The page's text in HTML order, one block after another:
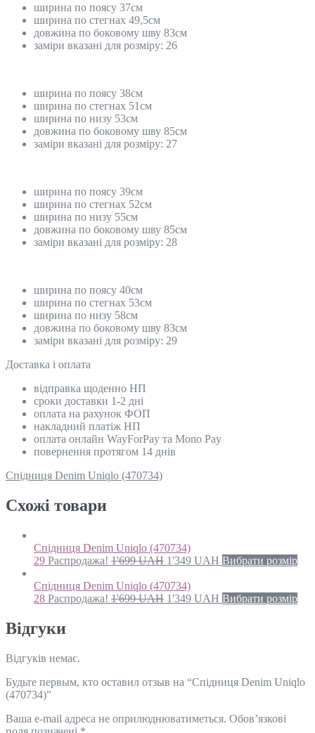
ширина по поясу 37см
ширина по стегнах 49,5см
довжина по боковому шву 83см
заміри вказані для розміру: 26
ширина по поясу 38см
ширина по стегнах 51см
ширина по низу 53см
довжина по боковому шву 85см
заміри вказані для розміру: 27
ширина по поясу 39см
ширина по стегнах 52см
ширина по низу 55см
довжина по боковому шву 85см
заміри вказані для розміру: 28
ширина по поясу 40см
ширина по стегнах 53см
ширина по низу 58см
довжина по боковому шву 83см
заміри вказані для розміру: 29
Доставка і оплата
відправка щоденно НП
сроки доставки 1-2 дні
оплата на рахунок ФОП
накладний платіж НП
оплата онлайн WayForPay та Mono Pay
повернення протягом 14 днів
Спідниця Denim Uniqlo (470734)
Схожi товари
Спідниця Denim Uniqlo (470734)
29 Распродажа! 1'699UAH 1'349 UAH Вибрати розмір
Спідниця Denim Uniqlo (470734)
28 Распродажа! 1'699UAH 1'349 UAH Вибрати розмір
Відгуки
Відгуків немає.
Будьте первым, кто оставил отзыв на “Спідниця Denim Uniqlo
(470734)”
Ваша e-mail адреса не оприлюднюватиметься. Обов’язкові